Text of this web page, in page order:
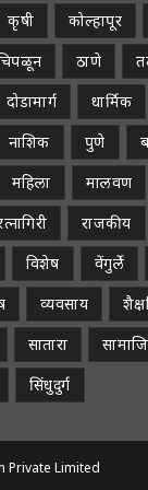
कृषी कोल्हापूर
ठाणे
दोडामार्ग धार्मिक
नाशिक पुणे
महिला मालवण
राजकीय
विशेष वेंगुर्ले
व्यवसाय
सातारा
सिंधुदुर्ग
Private Limited